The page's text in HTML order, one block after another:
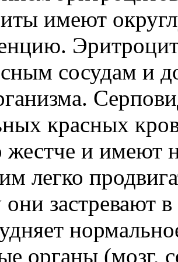
имеют
сосудам и
красных
жестче и имеют
легко
застревают
органы (мозг,